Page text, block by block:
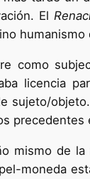
El
humanismo
como
licencia
sujeto/
precedentes
mismo de
moneda